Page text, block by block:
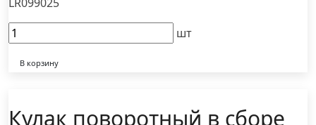
шт
В корзину
Кулак поворотный в сборе